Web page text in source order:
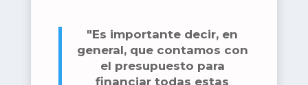
"Es importante decir, en
general, que contamos con
el presupuesto para
financiar todas estas